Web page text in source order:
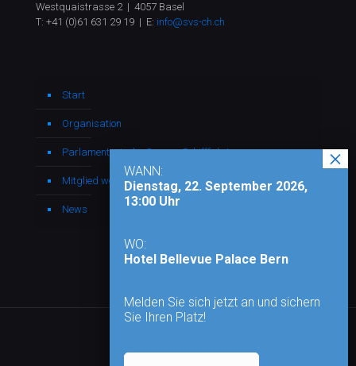
Westquaistrasse 2 | 4057 Basel
T: +41 (0)61 631 29 19 | E: info@svs-ch.ch
Start
Organisation
Parlamentarische Gruppe Schifffahrt
Mitglied werden
News
WANN:
Dienstag, 22. September 2026,
13:00 Uhr
WO:
Hotel Bellevue Palace Bern
Melden Sie sich jetzt an und sichern
Sie Ihren Platz!